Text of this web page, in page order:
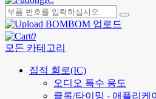
BOM 업로드
0
모든 카테고리
집적 회로(IC)
오디오 특수 용도
클록/타이밍 - 애플리케